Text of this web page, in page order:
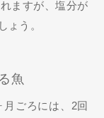
ますが、塩分が
ょう。
魚
ごろには、2回